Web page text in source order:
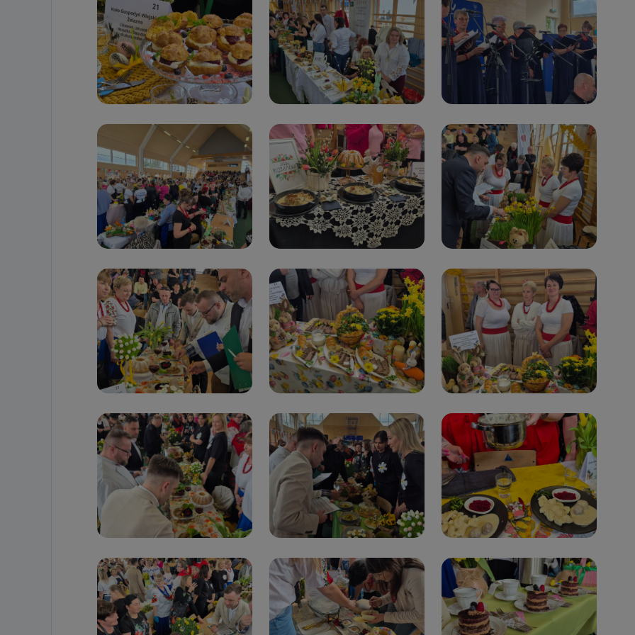
19 dostępu do danych osobowych dotyczących Państwa oraz uzyskania ich kopii, a
ich sprostowania, usunięcia danych, ograniczenia ich przetwarzania oraz prawo
sprzeciwu wobec ich przetwarzania.
Do kiedy Państwa dane osobowe będą przechowywane?
Do czasu wycofania zgody lub, jeśli dane będą przetwarzane na podstawie prawnie
uzasadnionego celu administratora – do momentu wniesienia sprzeciwu.
Przetwarzane kategorie Państwa danych osobowych to dane, które pochodzą
Państwa (lub zostały przekazane w Państwa imieniu) lub dane osobowe, które zostały
źródeł publicznie dostępnych, w szczególności: imię i nazwisko, adres e-mail, telefon
adres korespondencyjny. Odbiorcą Pastwa danych osobowych są pracownicy i
oraz partnerzy wspomagający administratora w jego biznesowej działalności.
Jak skontaktować się z inspektorem danych osobowych?
Można to zrobić pod numerem telefonu 62 735-51-05 lub e-mailowo pod adresem:
poczta@tvproart.pl